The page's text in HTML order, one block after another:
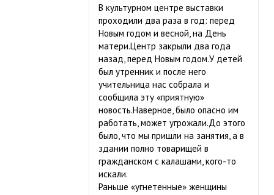
В культурном центре выставки
проходили два раза в год: перед
Новым годом и весной, на День
матери.Центр закрыли два года
назад, перед Новым годом.У детей
был утренник и после него
учительница нас собрала и
сообщила эту «приятную»
новость.Наверное, было опасно им
работать, может угрожали.До этого
было, что мы пришли на занятия, а в
здании полно товарищей в
гражданском с калашами, кого-то
искали.
Раньше «угнетенные» женщины